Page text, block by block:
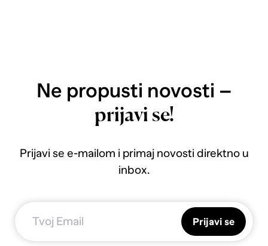
Ne propusti novosti –
prijavi se!
Prijavi se e-mailom i primaj novosti direktno u
inbox.
Prijavi se